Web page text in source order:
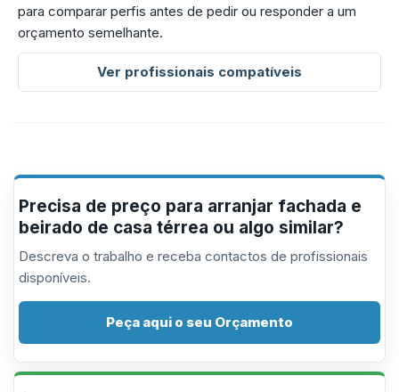
para comparar perfis antes de pedir ou responder a um
orçamento semelhante.
Ver profissionais compatíveis
Precisa de preço para arranjar fachada e
beirado de casa térrea ou algo similar?
Descreva o trabalho e receba contactos de profissionais
disponíveis.
Peça aqui o seu Orçamento